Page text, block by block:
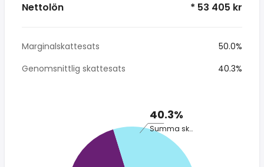
Nettolön * 53 405 kr
Marginalskattesats
50.0%
Genomsnittlig skattesats
40.3%
40.3%
Summa skatt